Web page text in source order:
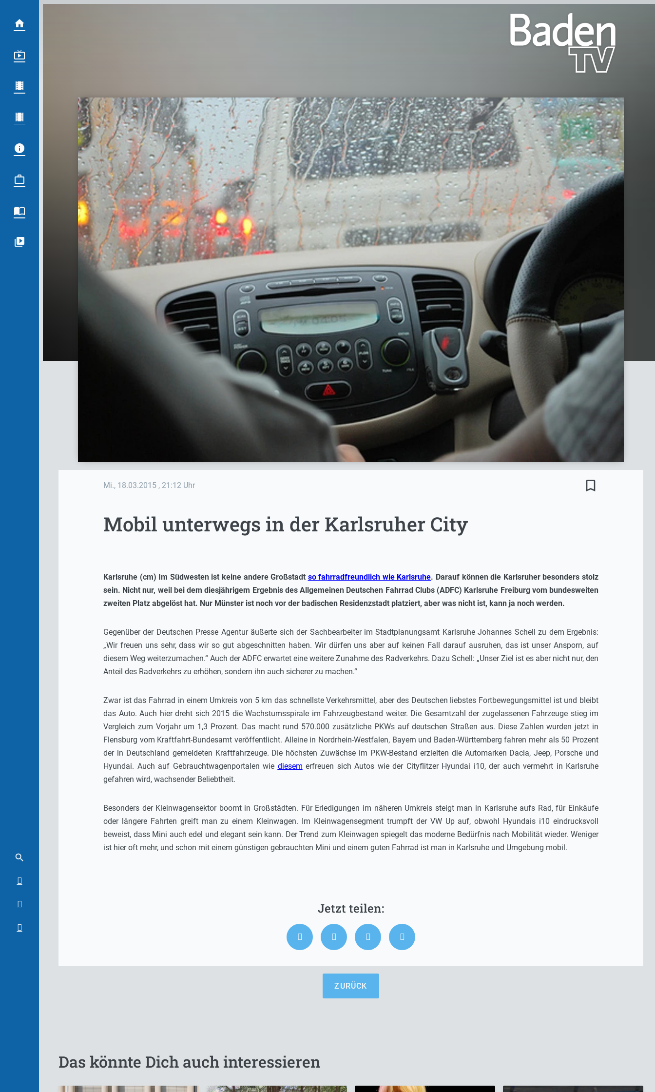
Mi., 18.03.2015 , 21:12 Uhr bookmark_border
Mobil unterwegs in der Karlsruher City
Karlsruhe (cm) Im Südwesten ist keine andere Großstadt so fahrradfreundlich wie Karlsruhe. Darauf können die Karlsruher besonders stolz
sein. Nicht nur, weil bei dem diesjährigem Ergebnis des Allgemeinen Deutschen Fahrrad Clubs (ADFC) Karlsruhe Freiburg vom bundesweiten
zweiten Platz abgelöst hat. Nur Münster ist noch vor der badischen Residenzstadt platziert, aber was nicht ist, kann ja noch werden.
Gegenüber der Deutschen Presse Agentur äußerte sich der Sachbearbeiter im Stadtplanungsamt Karlsruhe Johannes Schell zu dem Ergebnis:
„Wir freuen uns sehr, dass wir so gut abgeschnitten haben. Wir dürfen uns aber auf keinen Fall darauf ausruhen, das ist unser Ansporn, auf
diesem Weg weiterzumachen.“ Auch der ADFC erwartet eine weitere Zunahme des Radverkehrs. Dazu Schell: „Unser Ziel ist es aber nicht nur, den
Anteil des Radverkehrs zu erhöhen, sondern ihn auch sicherer zu machen.“
Zwar ist das Fahrrad in einem Umkreis von 5 km das schnellste Verkehrsmittel, aber des Deutschen liebstes Fortbewegungsmittel ist und bleibt
das Auto. Auch hier dreht sich 2015 die Wachstumsspirale im Fahrzeugbestand weiter. Die Gesamtzahl der zugelassenen Fahrzeuge stieg im
Vergleich zum Vorjahr um 1,3 Prozent. Das macht rund 570.000 zusätzliche PKWs auf deutschen Straßen aus. Diese Zahlen wurden jetzt in
Flensburg vom Kraftfahrt-Bundesamt veröffentlicht. Alleine in Nordrhein-Westfalen, Bayern und Baden-Württemberg fahren mehr als 50 Prozent
der in Deutschland gemeldeten Kraftfahrzeuge. Die höchsten Zuwächse im PKW-Bestand erzielten die Automarken Dacia, Jeep, Porsche und
Hyundai. Auch auf Gebrauchtwagenportalen wie diesem erfreuen sich Autos wie der Cityflitzer Hyundai i10, der auch vermehrt in Karlsruhe
gefahren wird, wachsender Beliebtheit.
Besonders der Kleinwagensektor boomt in Großstädten. Für Erledigungen im näheren Umkreis steigt man in Karlsruhe aufs Rad, für Einkäufe
oder längere Fahrten greift man zu einem Kleinwagen. Im Kleinwagensegment trumpft der VW Up auf, obwohl Hyundais i10 eindrucksvoll
beweist, dass Mini auch edel und elegant sein kann. Der Trend zum Kleinwagen spiegelt das moderne Bedürfnis nach Mobilität wieder. Weniger
ist hier oft mehr, und schon mit einem günstigen gebrauchten Mini und einem guten Fahrrad ist man in Karlsruhe und Umgebung mobil.
ZURÜCK
Das könnte Dich auch interessieren